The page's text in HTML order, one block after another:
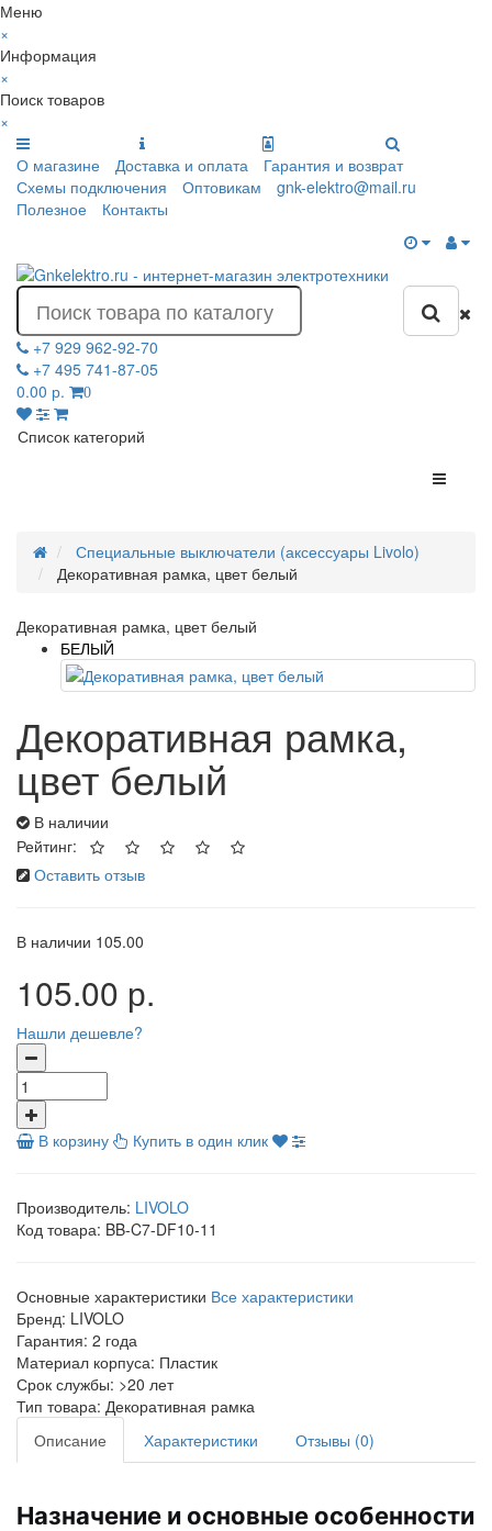
Меню
×
Информация
×
Поиск товаров
×
О магазине
Доставка и оплата
Гарантия и возврат
Схемы подключения
Оптовикам
gnk-elektro@mail.ru
Полезное
Контакты
+7 929 962-92-70
+7 495 741-87-05
0.00 р.
0
Список категорий
Специальные выключатели (аксессуары Livolo)
Декоративная рамка, цвет белый
Декоративная рамка, цвет белый
БЕЛЫЙ
Декоративная рамка,
цвет белый
В наличии
Рейтинг:
Оставить отзыв
В наличии 105.00
105.00 р.
Нашли дешевле?
В корзину Купить в один клик
Производитель: LIVOLO
Код товара: BB-C7-DF10-11
Основные характеристики Все характеристики
Бренд: LIVOLO
Гарантия: 2 года
Материал корпуса: Пластик
Срок службы: >20 лет
Тип товара: Декоративная рамка
Описание
Характеристики Отзывы (0)
Назначение и основные особенности